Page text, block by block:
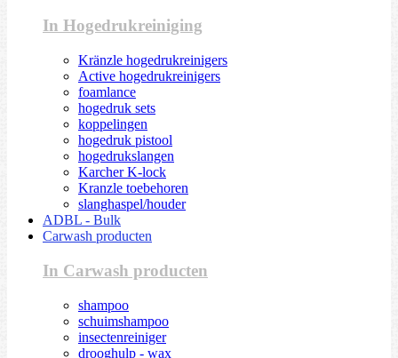
In Hogedrukreiniging
Kränzle hogedrukreinigers
Active hogedrukreinigers
foamlance
hogedruk sets
koppelingen
hogedruk pistool
hogedrukslangen
Karcher K-lock
Kranzle toebehoren
slanghaspel/houder
ADBL - Bulk
Carwash producten
In Carwash producten
shampoo
schuimshampoo
insectenreiniger
drooghulp - wax